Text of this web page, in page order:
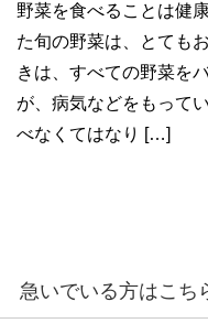
野菜を食べることは健
た旬の野菜は、とても
きは、すべての野菜を
が、病気などをもって
べなくてはなり […]
急いでいる方はこち